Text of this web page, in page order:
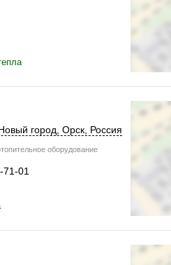
город, Орск, Россия
оборудование
01